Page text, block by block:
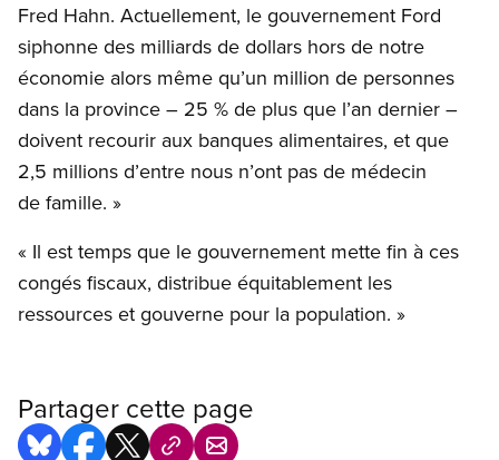
Fred Hahn. Actuellement, le gouvernement Ford
siphonne des milliards de dollars hors de notre
économie alors même qu’un million de personnes
dans la province – 25 % de plus que l’an dernier –
doivent recourir aux banques alimentaires, et que
2,5 millions d’entre nous n’ont pas de médecin
de famille. »
« Il est temps que le gouvernement mette fin à ces
congés fiscaux, distribue équitablement les
ressources et gouverne pour la population. »
Partager cette page